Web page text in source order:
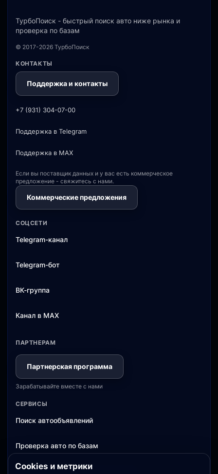
ТурбоПоиск - быстрый поиск авто ниже рынка и
проверка по базам
© 2017-2026 ТурбоПоиск
КОНТАКТЫ
Поддержка и контакты
+7 (931) 304-07-00
Поддержка в Telegram
Поддержка в MAX
Если вы поставщик данных и у вас есть коммерческое
предложение - свяжитесь с нами.
Коммерческие предложения
СОЦСЕТИ
Telegram-канал
Telegram-бот
ВК-группа
Канал в MAX
ПАРТНЕРАМ
Партнерская программа
Зарабатывайте вместе с нами
СЕРВИСЫ
Поиск автообъявлений
Проверка авто по базам
Оценка авто и история объявлений
Cookies и метрики